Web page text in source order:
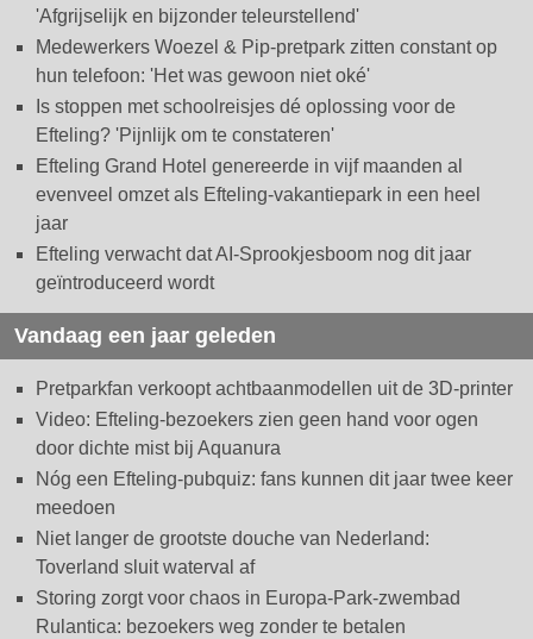
'Afgrijselijk en bijzonder teleurstellend'
Medewerkers Woezel & Pip-pretpark zitten constant op
hun telefoon: 'Het was gewoon niet oké'
Is stoppen met schoolreisjes dé oplossing voor de
Efteling? 'Pijnlijk om te constateren'
Efteling Grand Hotel genereerde in vijf maanden al
evenveel omzet als Efteling-vakantiepark in een heel
jaar
Efteling verwacht dat AI-Sprookjesboom nog dit jaar
geïntroduceerd wordt
Vandaag een jaar geleden
Pretparkfan verkoopt achtbaanmodellen uit de 3D-printer
Video: Efteling-bezoekers zien geen hand voor ogen
door dichte mist bij Aquanura
Nóg een Efteling-pubquiz: fans kunnen dit jaar twee keer
meedoen
Niet langer de grootste douche van Nederland:
Toverland sluit waterval af
Storing zorgt voor chaos in Europa-Park-zwembad
Rulantica: bezoekers weg zonder te betalen